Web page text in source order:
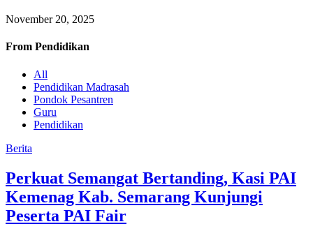
November 20, 2025
From Pendidikan
All
Pendidikan Madrasah
Pondok Pesantren
Guru
Pendidikan
Berita
Perkuat Semangat Bertanding, Kasi PAI
Kemenag Kab. Semarang Kunjungi
Peserta PAI Fair